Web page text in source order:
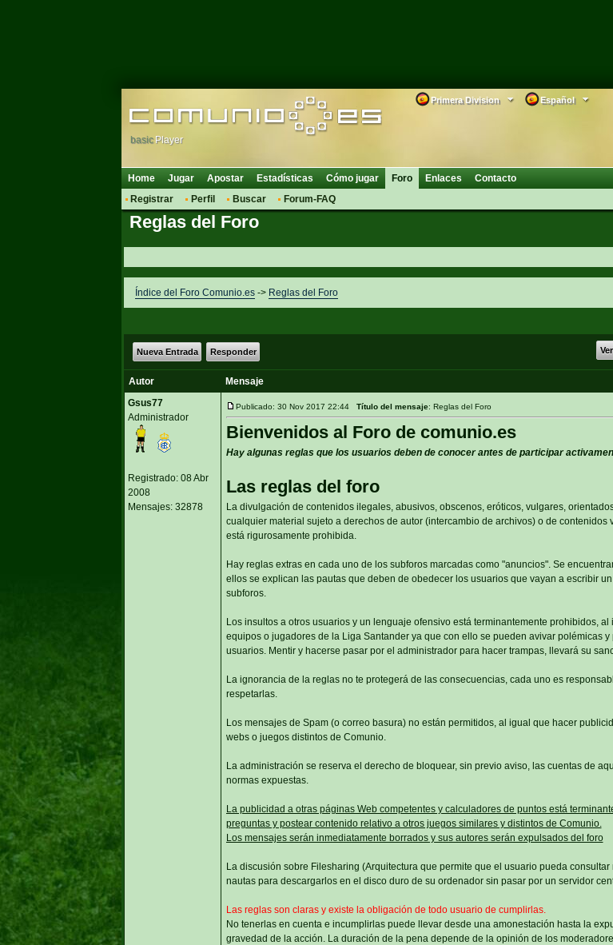
Español
Primera Division
basic Player
Home Jugar Apostar Estadísticas Cómo jugar
Foro
Registrar
Perfil Buscar Forum-FAQ
Enlaces Contacto
Reglas del Foro
Índice del Foro Comunio.es-> Reglas del Foro
Nueva Entrada Responder
Autor
Mensaje
Gsus77
Administrador
Registrado: 08 Abr
2008
Mensajes: 32878
Publicado: 30 Nov 2017 22:44 Título del mensaje: Reglas del Foro
Bienvenidos al Foro de comunio.es
Hay algunas reglas que los usuarios deben de conocer antes de participar
Las reglas del foro
La divulgación de contenidos ilegales, abusivos, obscenos, eróticos, vulgares,
cualquier material sujeto a derechos de autor (intercambio de archivos) o de contenidos
está rigurosamente prohibida.
Hay reglas extras en cada uno de los subforos marcadas como "anuncios". Se
ellos se explican las pautas que deben de obedecer los usuarios que vayan a escribir
subforos.
Los insultos a otros usuarios y un lenguaje ofensivo está terminantemente prohibidos,
equipos o jugadores de la Liga Santander ya que con ello se pueden avivar polémicas
usuarios. Mentir y hacerse pasar por el administrador para hacer trampas, llevará su
La ignorancia de la reglas no te protegerá de las consecuencias, cada uno es
respetarlas.
Los mensajes de Spam (o correo basura) no están permitidos, al igual que hacer
webs o juegos distintos de Comunio.
La administración se reserva el derecho de bloquear, sin previo aviso, las cuentas de
normas expuestas.
La publicidad a otras páginas Web competentes y calculadores de puntos está
preguntas y postear contenido relativo a otros juegos similares y distintos de Comunio.
Los mensajes serán inmediatamente borrados y sus autores serán expulsados del foro
La discusión sobre Filesharing (Arquitectura que permite que el usuario pueda
nautas para descargarlos en el disco duro de su ordenador sin pasar por un servidor
Las reglas son claras y existe la obligación de todo usuario de cumplirlas.
No tenerlas en cuenta e incumplirlas puede llevar desde una amonestación hasta la
gravedad de la acción. La duración de la pena depende de la opinión de los